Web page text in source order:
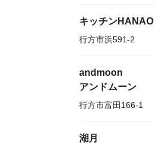
キッチンHANAO
行方市浜591-2
andmoon
アンドムーン
行方市富田166-1
湖月